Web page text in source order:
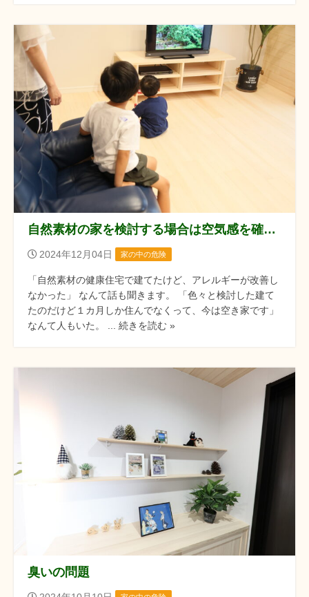
自然素材の家を検討する場合は空気感を確認しましょう！！
2024年12月04日 家の中の危険
「自然素材の健康住宅で建てたけど、アレルギーが改善し
なかった」 なんて話も聞きます。 「色々と検討した建て
たのだけど１カ月しか住んでなくって、今は空き家です」
なんて人もいた。 ... 続きを読む »
臭いの問題